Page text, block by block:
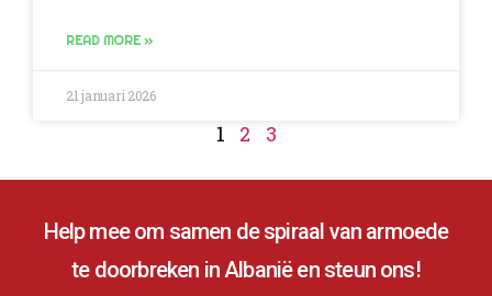
READ MORE »
21 januari 2026
1 2 3
Help mee om samen de spiraal van armoede
te doorbreken in Albanië en steun ons!